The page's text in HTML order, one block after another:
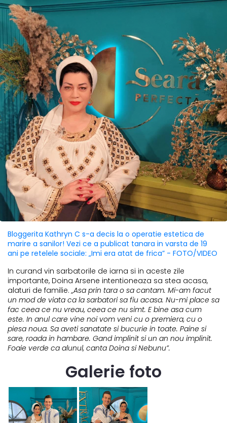
Bloggerita Kathryn C s-a decis la o operatie estetica de
marire a sanilor! Vezi ce a publicat tanara in varsta de 19
ani pe retelele sociale: „Imi era atat de frica” - FOTO/VIDEO
In curand vin sarbatorile de iarna si in aceste zile
importante, Doina Arsene intentioneaza sa stea acasa,
alaturi de familie.„Asa prin tara o sa cantam. Mi-am facut
un mod de viata ca la sarbatori sa fiu acasa. Nu-mi place sa
fac ceea ce nu vreau, ceea ce nu simt. E bine asa cum
este. In anul care vine noi vom veni cu o premiera, cu o
piesa noua. Sa aveti sanatate si bucurie in toate. Paine si
sare, roada in hambare. Gand implinit si un an nou implinit.
Foaie verde ca alunul, canta Doina si Nebunu”.
Galerie foto